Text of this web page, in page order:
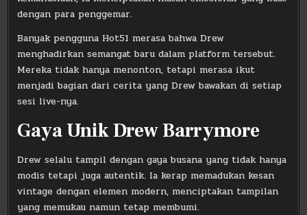
dengan para penggemar.
Banyak pengguna Hot51 merasa bahwa Drew
menghadirkan semangat baru dalam platform tersebut.
Mereka tidak hanya menonton, tetapi merasa ikut
menjadi bagian dari cerita yang Drew bawakan di setiap
sesi live-nya.
Gaya Unik Drew Barrymore
Drew selalu tampil dengan gaya busana yang tidak hanya
modis tetapi juga autentik. Ia kerap memadukan kesan
vintage dengan elemen modern, menciptakan tampilan
yang memukau namun tetap membumi.